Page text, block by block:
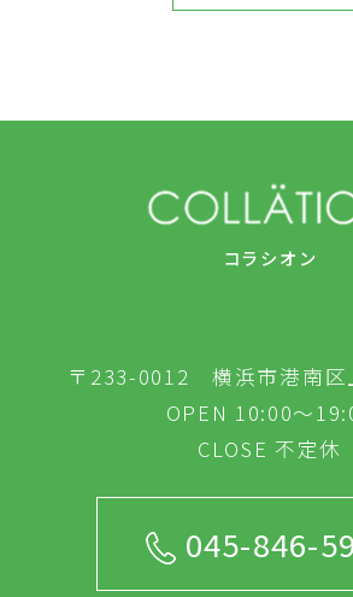
コラシオン
〒233-0012 横浜市港南区
OPEN 10:00～
CLOSE 不定休
045-846-